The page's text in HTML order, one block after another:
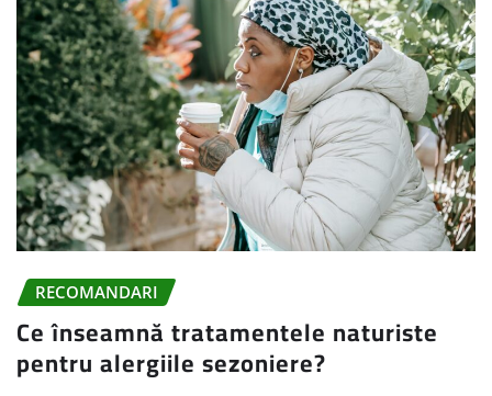
RECOMANDARI
Ce înseamnă tratamentele naturiste
pentru alergiile sezoniere?